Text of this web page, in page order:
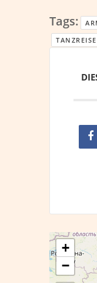
Tags:
TANZREISE
+
−